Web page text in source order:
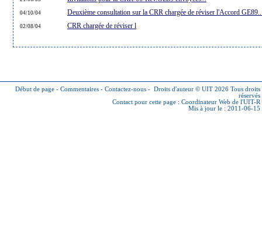
04/10/04 Deuxième consultation sur la CRR chargée de réviser l'Accord
02/08/04 CRR chargée de réviser l
Début de page - Commentaires - Contactez-nous - Droits d'auteur © UIT 2026 Tous droits
réservés
Contact pour cette page : Coordinateur Web de l'UIT-R
Mis à jour le : 2011-06-15